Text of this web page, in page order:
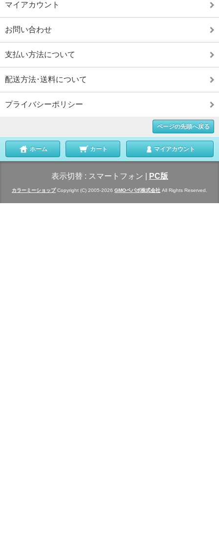
マイアカウント
お問い合わせ
支払い方法について
配送方法･送料について
プライバシーポリシー
ページの先頭へ戻る
ホーム カート マイアカウント
表示切替 : スマートフォン PC版
カラーミーショップCopyright (C) 2005-2026 GMOペパボ株式会社 All Rights Reserved.